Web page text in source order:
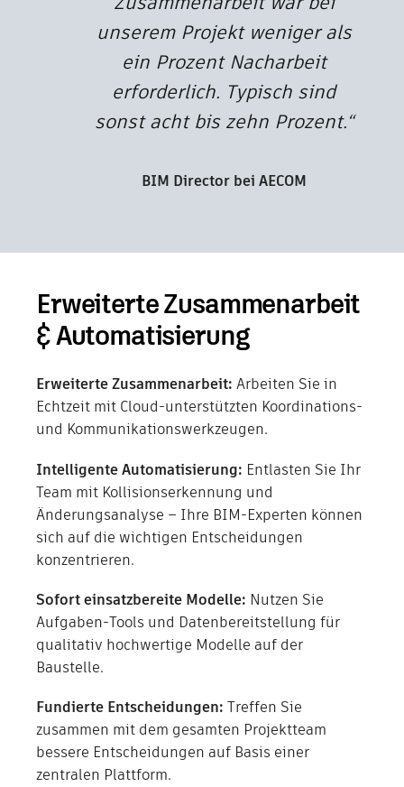
unserem Projekt weniger als
ein Prozent Nacharbeit
erforderlich. Typisch sind
sonst acht bis zehn Prozent.“
BIM Director bei AECOM
Erweiterte Zusammenarbeit
& Automatisierung
Erweiterte Zusammenarbeit: Arbeiten Sie in
Echtzeit mit Cloud-unterstützten Koordinations-
und Kommunikationswerkzeugen.
Intelligente Automatisierung: Entlasten Sie Ihr
Team mit Kollisionserkennung und
Änderungsanalyse – Ihre BIM-Experten können
sich auf die wichtigen Entscheidungen
konzentrieren.
Sofort einsatzbereite Modelle: Nutzen Sie
Aufgaben-Tools und Datenbereitstellung für
qualitativ hochwertige Modelle auf der
Baustelle.
Fundierte Entscheidungen: Treffen Sie
zusammen mit dem gesamten Projektteam
bessere Entscheidungen auf Basis einer
zentralen Plattform.